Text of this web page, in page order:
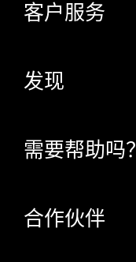
客户服务
发现
需要帮助吗？
合作伙伴